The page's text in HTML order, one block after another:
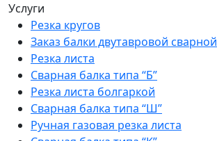
Услуги
Резка кругов
Заказ балки двутавровой сварной
Резка листа
Сварная балка типа “Б”
Резка листа болгаркой
Сварная балка типа “Ш”
Ручная газовая резка листа